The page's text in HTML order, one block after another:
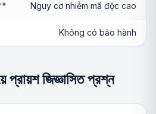
Nguy cơ nhiễm mã độc cao
Không có bảo hành
জিজ্ঞাসিত প্রশ্ন